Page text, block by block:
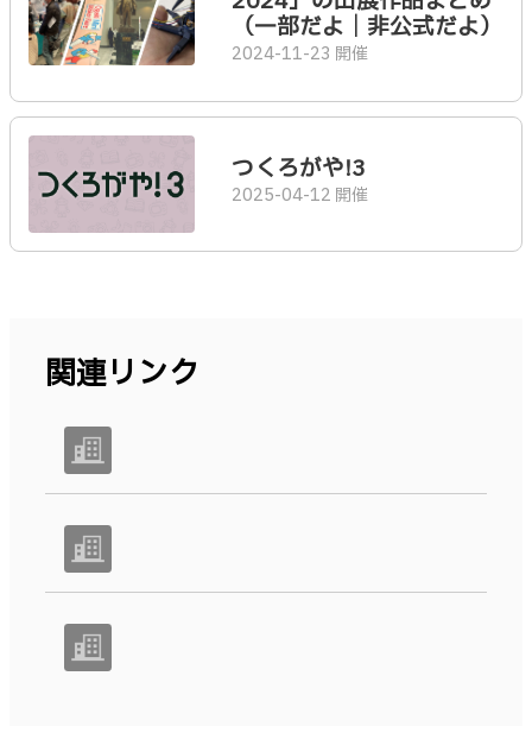
（一部だよ｜非公式だよ）
2024-11-23 開催
つくろがや!3
2025-04-12 開催
関連リンク